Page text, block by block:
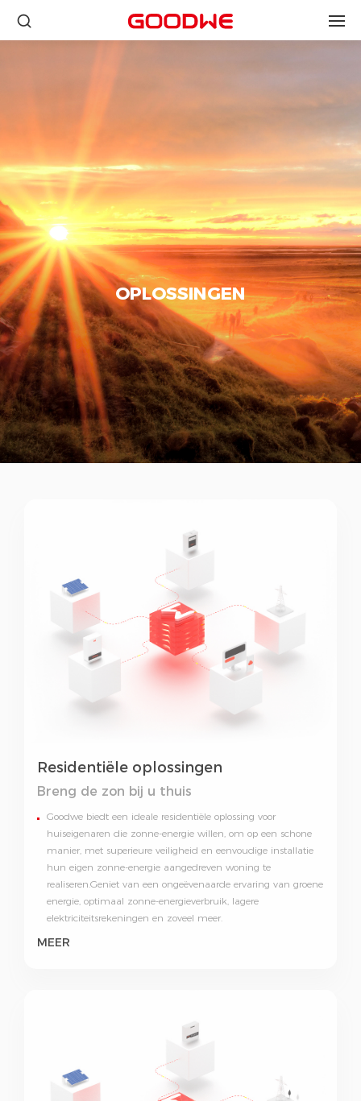
OPLOSSINGEN
Residentiële oplossingen
Breng de zon bij u thuis
Goodwe biedt een ideale residentiële oplossing voor
huiseigenaren die zonne-energie willen, om op een schone
manier, met superieure veiligheid en eenvoudige installatie
hun eigen zonne-energie aangedreven woning te
realiseren.Geniet van een ongeëvenaarde ervaring van groene
energie, optimaal zonne-energieverbruik, lagere
elektriciteitsrekeningen en zoveel meer.
MEER